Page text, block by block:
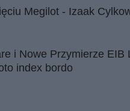
Megilot - Izaak
i Nowe Przymierze EIB
index bordo